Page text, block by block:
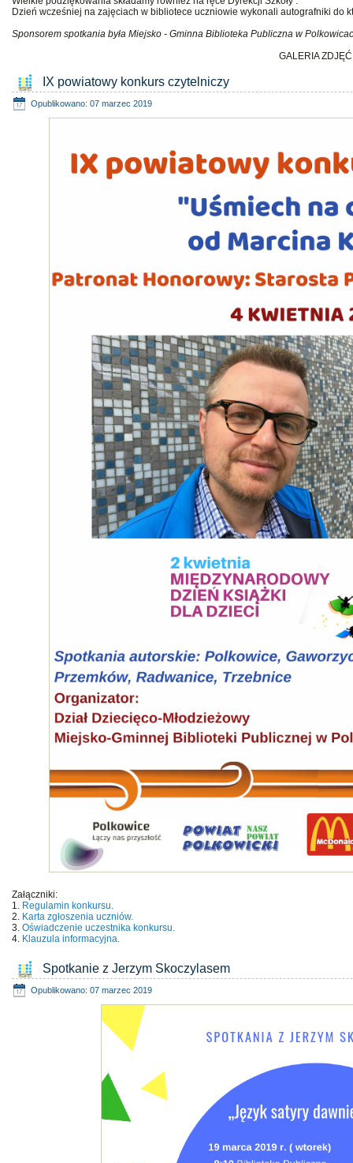
Dzień wcześniej na zajęciach w bibliotece uczniowie wykonali autografniki do
Sponsorem spotkania była Miejsko - Gminna Biblioteka Publiczna w
GALERIA ZDJĘĆ
IX powiatowy konkurs czytelniczy
Opublikowano: 07 marzec 2019
Załączniki:
1. Regulamin konkursu.
2. Karta zgłoszenia uczniów.
3. Oświadczenie uczestnika konkursu.
4. Klauzula informacyjna.
Spotkanie z Jerzym Skoczylasem
Opublikowano: 07 marzec 2019